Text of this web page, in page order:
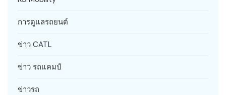
การดูแลรถยนต์
ข่าว CATL
ข่าว รถแคมป์
ข่าวรถ